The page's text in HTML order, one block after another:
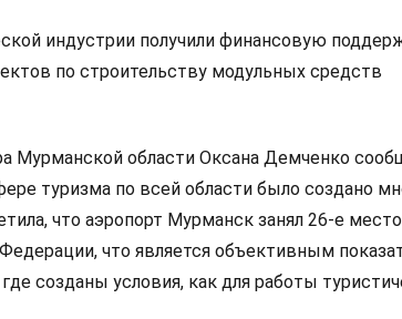
индустрии получили финансовую
по строительству модульных средств
Мурманской области Оксана Демченко
туризма по всей области было создано
что аэропорт Мурманск занял 26-е
что является объективным
созданы условия, как для работы